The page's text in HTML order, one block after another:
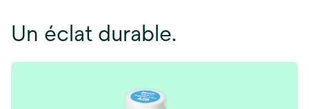
Un éclat durable.